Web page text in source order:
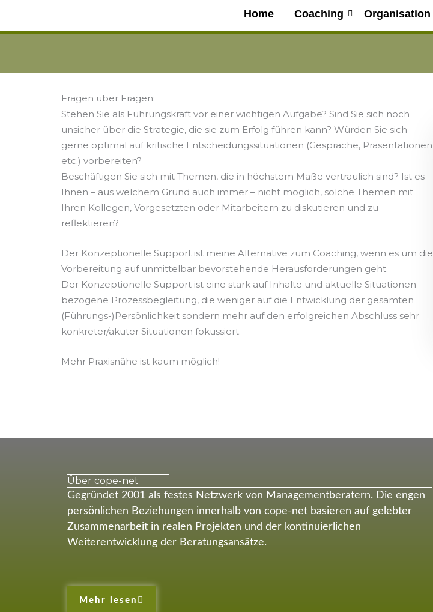
Home Coaching Organisation
Fragen über Fragen:
Stehen Sie als Führungskraft vor einer wichtigen Aufgabe? Sind Sie sich noch
unsicher über die Strategie, die sie zum Erfolg führen kann? Würden Sie sich
gerne optimal auf kritische Entscheidungssituationen (Gespräche, Präsentationen
etc.) vorbereiten?
Beschäftigen Sie sich mit Themen, die in höchstem Maße vertraulich sind? Ist es
Ihnen – aus welchem Grund auch immer – nicht möglich, solche Themen mit
Ihren Kollegen, Vorgesetzten oder Mitarbeitern zu diskutieren und zu
reflektieren?
Der Konzeptionelle Support ist meine Alternative zum Coaching, wenn es um die
Vorbereitung auf unmittelbar bevorstehende Herausforderungen geht.
Der Konzeptionelle Support ist eine stark auf Inhalte und aktuelle Situationen
bezogene Prozessbegleitung, die weniger auf die Entwicklung der gesamten
(Führungs-)Persönlichkeit sondern mehr auf den erfolgreichen Abschluss sehr
konkreter/akuter Situationen fokussiert.
Mehr Praxisnähe ist kaum möglich!
Über cope-net
Gegründet 2001 als festes Netzwerk von Managementberatern. Die engen
persönlichen Beziehungen innerhalb von cope-net basieren auf gelebter
Zusammenarbeit in realen Projekten und der kontinuierlichen
Weiterentwicklung der Beratungsansätze.
Mehr lesen